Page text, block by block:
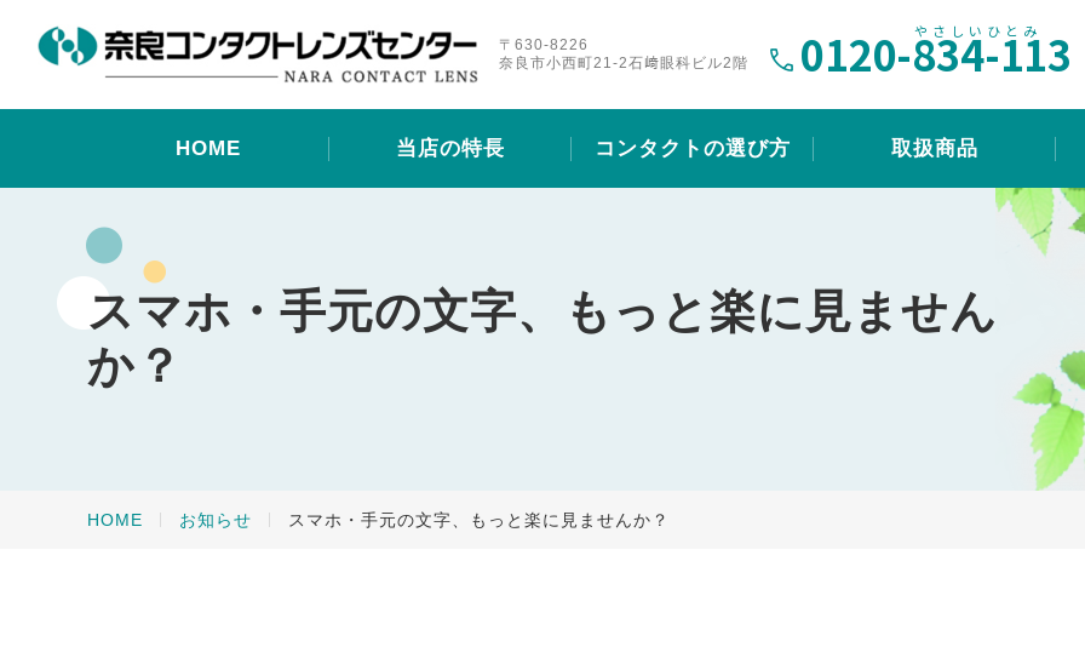
0120-834-113
〒630-8226
奈良市小西町21-2石﨑眼科ビル2階
HOME 当店の特長 コンタクトの選び方 取扱商品
スマホ・手元の文字、もっと楽に見ません
か？
HOME お知らせ スマホ・手元の文字、もっと楽に見ませんか？